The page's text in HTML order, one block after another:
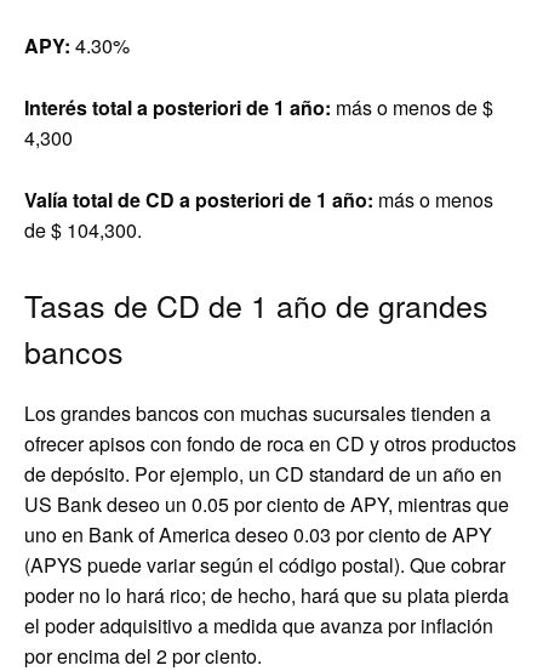
APY: 4.30%
Interés total a posteriori de 1 año: más o menos de $
4,300
Valía total de CD a posteriori de 1 año: más o menos
de $ 104,300.
Tasas de CD de 1 año de grandes
bancos
Los grandes bancos con muchas sucursales tienden a
ofrecer apisos con fondo de roca en CD y otros productos
de depósito. Por ejemplo, un CD standard de un año en
US Bank deseo un 0.05 por ciento de APY, mientras que
uno en Bank of America deseo 0.03 por ciento de APY
(APYS puede variar según el código postal). Que cobrar
poder no lo hará rico; de hecho, hará que su plata pierda
el poder adquisitivo a medida que avanza por inflación
por encima del 2 por ciento.